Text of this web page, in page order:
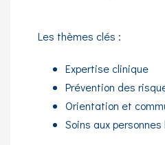
Les thèmes clés :
Expertise clinique
Prévention des
Orientation et
Soins aux